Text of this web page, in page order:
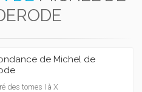
de Michel de
des tomes I à X